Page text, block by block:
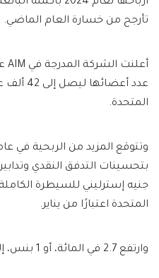
أرباحها لعام 2024
تأرجح من خسارة العام الماضي.
عدد
المتحدة.
جنيه إسترليني للسيطرة
المتحدة اعتبارًا من يناير.
وارتفع 2.7 في المائة، أو 1 بنس، إلى 38.5 بنس.